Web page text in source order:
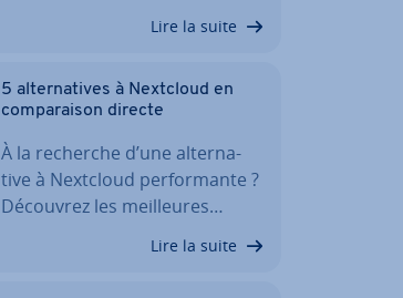
Lire la suite
5 al­ter­na­tives à Nextcloud en
com­pa­rai­son directe
À la recherche d’une al­ter­na­
tive à Nextcloud per­for­mante ?
Découvrez les meil­leures…
Lire la suite